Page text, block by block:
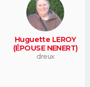
Huguette LEROY
(ÉPOUSE NENERT)
dreux